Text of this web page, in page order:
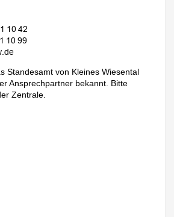
Standesamt von Kleines Wiesental
Ansprechpartner bekannt. Bitte
Zentrale.